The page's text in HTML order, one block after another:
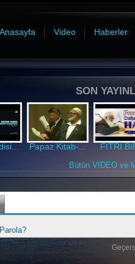
Anasayfa Video Haberler
SON
Papaz Kitab-... FITRİ
Bütün VİDEO ve